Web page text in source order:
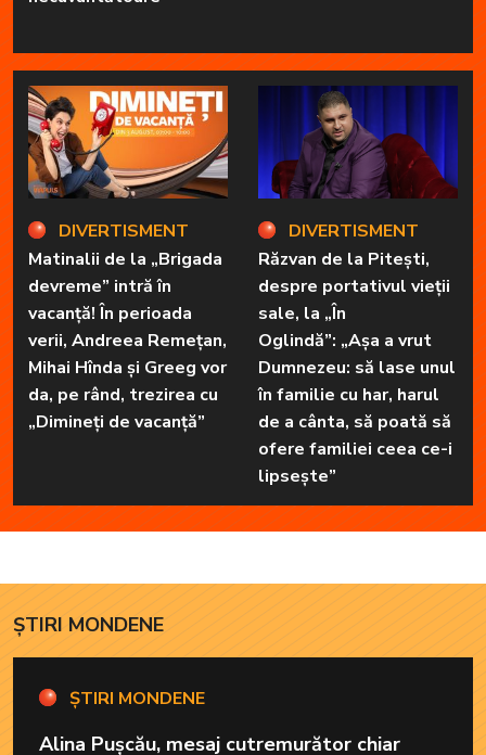
DIVERTISMENT
Matinalii de la „Brigada
devreme” intră în
vacanță! În perioada
verii, Andreea Remețan,
Mihai Hînda și Greeg vor
da, pe rând, trezirea cu
„Dimineți de vacanță”
DIVERTISMENT
Răzvan de la Pitești,
despre portativul vieții
sale, la „În
Oglindă”: „Așa a vrut
Dumnezeu: să lase unul
în familie cu har, harul
de a cânta, să poată să
ofere familiei ceea ce-i
lipsește”
ȘTIRI MONDENE
ȘTIRI MONDENE
Alina Pușcău, mesaj cutremurător chiar